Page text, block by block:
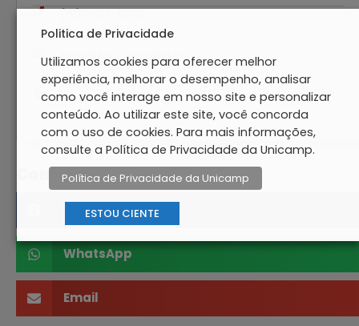
(19) 3521-5212
itcp@itcp.unicamp.br
Av. Érico Veríssimo, 800 - Cidade Universitária,
Campinas - SP, 13083-851
Compartilhe
Facebook
WhatsApp
Email
Politica de Privacidade
Utilizamos cookies para oferecer melhor
experiência, melhorar o desempenho, analisar
como você interage em nosso site e personalizar
conteúdo. Ao utilizar este site, você concorda
com o uso de cookies. Para mais informações,
consulte a Política de Privacidade da Unicamp.
Política de Privacidade da Unicamp
ESTOU CIENTE